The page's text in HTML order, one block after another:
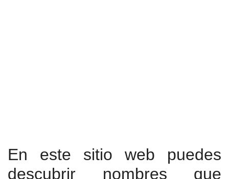
En este sitio web puedes
descubrir nombres que